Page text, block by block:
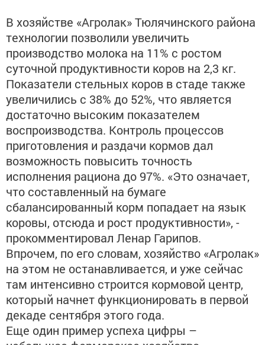
В хозяйстве «Агролак» Тюлячинского района
технологии позволили увеличить
производство молока на 11% с ростом
суточной продуктивности коров на 2,3 кг.
Показатели стельных коров в стаде также
увеличились с 38% до 52%, что является
достаточно высоким показателем
воспроизводства. Контроль процессов
приготовления и раздачи кормов дал
возможность повысить точность
исполнения рациона до 97%. «Это означает,
что составленный на бумаге
сбалансированный корм попадает на язык
коровы, отсюда и рост продуктивности», -
прокомментировал Ленар Гарипов.
Впрочем, по его словам, хозяйство «Агролак»
на этом не останавливается, и уже сейчас
там интенсивно строится кормовой центр,
который начнет функционировать в первой
декаде сентября этого года.
Еще один пример успеха цифры –